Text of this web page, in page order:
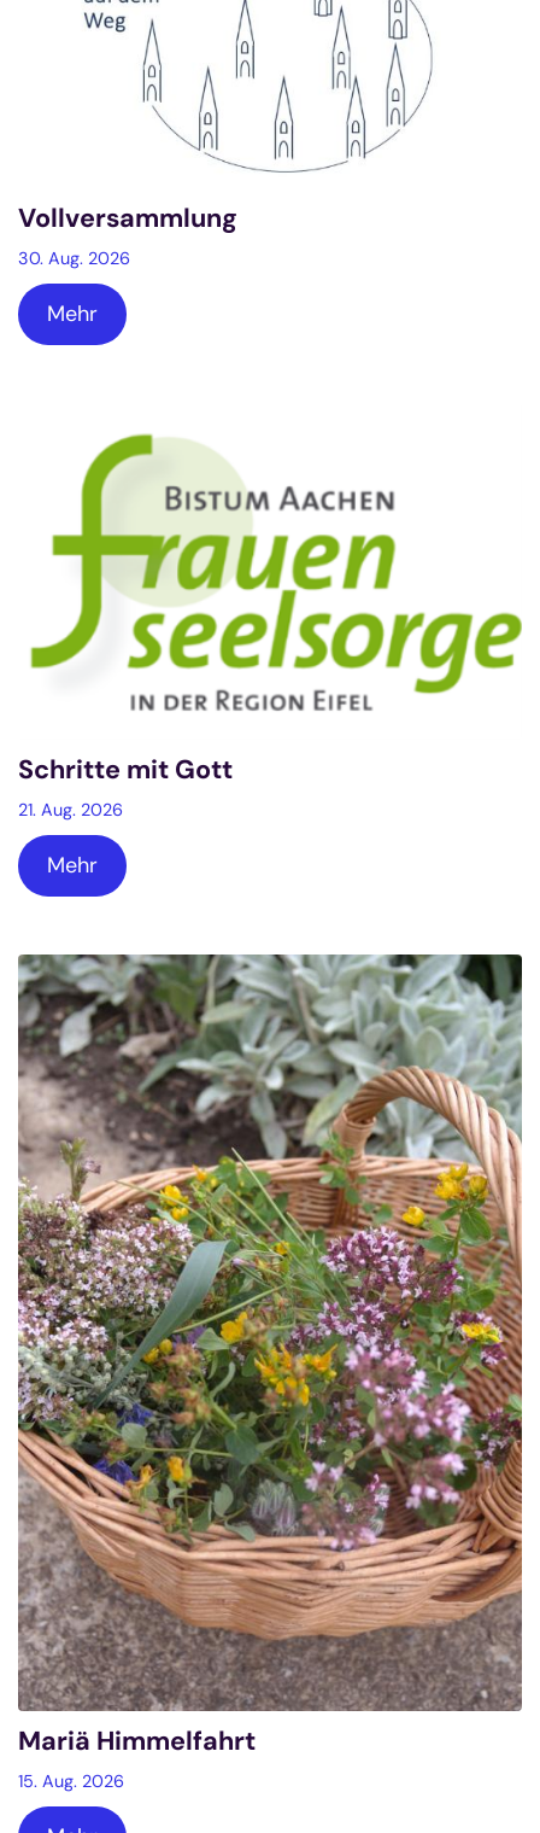
Vollversammlung
30. Aug. 2026
Mehr
Schritte mit Gott
21. Aug. 2026
Mehr
Mariä Himmelfahrt
15. Aug. 2026